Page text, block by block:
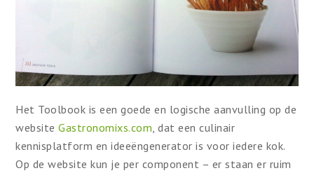
Het Toolbook is een goede en logische aanvulling op de
websiteGastronomixs.com, dat een culinair
kennisplatform en ideeëngenerator is voor iedere kok.
Op de website kun je per component – er staan er ruim